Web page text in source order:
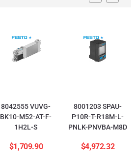
8042555 VUVG-
BK10-M52-AT-F-
1H2L-S
$1,709.90
8001203 SPAU-
P10R-T-R18M-L-
PNLK-PNVBA-M8D
$4,972.32